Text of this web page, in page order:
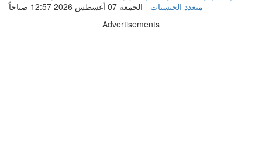
متعدد الجنسيات - الجمعة 07 أغسطس 2026 12:57 صباحاً
Advertisements